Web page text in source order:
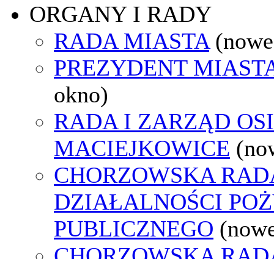
ORGANY I RADY
RADA MIASTA
PREZYDENT
okno)
RADA I ZARZĄD
MACIEJKOWICE
CHORZOWSKA
DZIAŁALNOŚCI
PUBLICZNEGO